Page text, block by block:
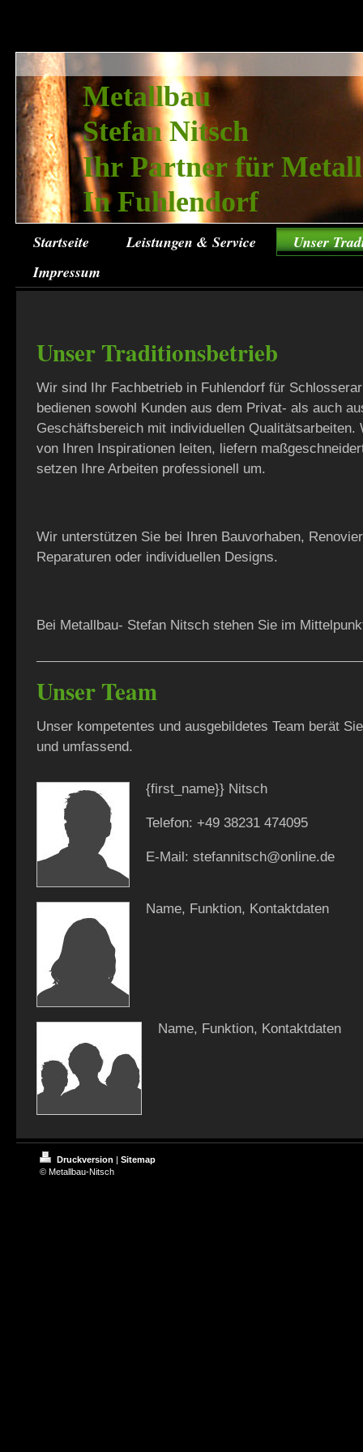
Metallbau
Stefan Nitsch
Ihr Partner für
In Fuhlendorf
Startseite Leistungen & Service
Unser
Impressum
Unser Traditionsbetrieb
Wir sind Ihr Fachbetrieb in Fuhlendorf für
bedienen sowohl Kunden aus dem Privat- als auch
Geschäftsbereich mit individuellen Qualitätsarbeiten.
von Ihren Inspirationen leiten, liefern
setzen Ihre Arbeiten professionell um.
Wir unterstützen Sie bei Ihren Bauvorhaben,
Reparaturen oder individuellen Designs.
Bei Metallbau- Stefan Nitsch stehen Sie im
Unser Team
Unser kompetentes und ausgebildetes Team berät
und umfassend.
{first_name}} Nitsch
Telefon: +49 38231 474095
E-Mail: stefannitsch@online.de
Name, Funktion, Kontaktdaten
Name, Funktion, Kontaktdaten
Druckversion | Sitemap
© Metallbau-Nitsch